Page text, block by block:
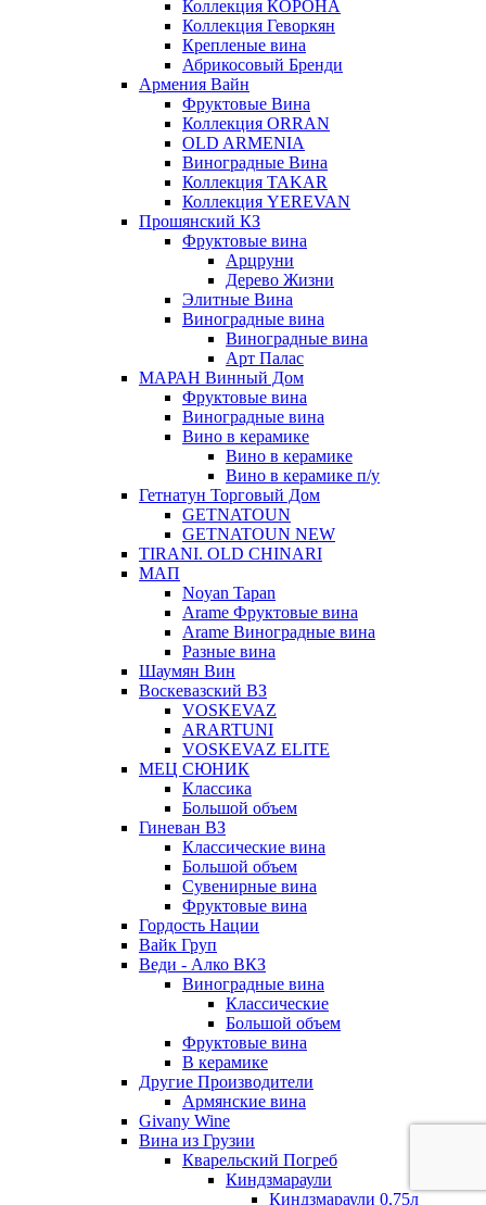
Коллекция КОРОНА
Коллекция Геворкян
Крепленые вина
Абрикосовый Бренди
Армения Вайн
Фруктовые Вина
Коллекция ORRAN
OLD ARMENIA
Виноградные Вина
Коллекция TAKAR
Коллекция YEREVAN
Прошянский КЗ
Фруктовые вина
Арцруни
Дерево Жизни
Элитные Вина
Виноградные вина
Виноградные вина
Арт Палас
МАРАН Винный Дом
Фруктовые вина
Виноградные вина
Вино в керамике
Вино в керамике
Вино в керамике п/у
Гетнатун Торговый Дом
GETNATOUN
GETNATOUN NEW
TIRANI. OLD CHINARI
МАП
Noyan Tapan
Arame Фруктовые вина
Arame Виноградные вина
Разные вина
Шаумян Вин
Воскевазский ВЗ
VOSKEVAZ
ARARTUNI
VOSKEVAZ ELITE
МЕЦ СЮНИК
Классика
Большой объем
Гиневан ВЗ
Классические вина
Большой объем
Сувенирные вина
Фруктовые вина
Гордость Нации
Вайк Груп
Веди - Алко ВКЗ
Виноградные вина
Классические
Большой объем
Фруктовые вина
В керамике
Другие Производители
Армянские вина
Givany Wine
Вина из Грузии
Кварельский Погреб
Киндзмараули
Киндзмараули 0,75л